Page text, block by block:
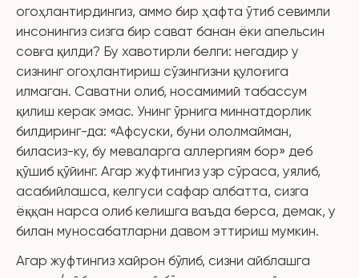
огоҳлантирдингиз, аммо бир ҳафта ўтиб севимли
инсонингиз сизга бир сават банан ёки апельсин
совға қилди? Бу хавотирли белги: негадир у
сизнинг огоҳлантириш сўзингизни қулоғига
илмаган. Саватни олиб, носамимий табассум
қилиш керак эмас. Унинг ўрнига миннатдорлик
билдиринг-да: «Афсуски, буни ололмайман,
биласиз-ку, бу меваларга аллергиям бор» деб
қўшиб қўйинг. Агар жуфтингиз узр сўраса, уялиб,
асабийлашса, келгуси сафар албатта, сизга
ёққан нарса олиб келишга ваъда берса, демак, у
билан муносабатларни давом эттириш мумкин.
Агар жуфтингиз хайрон бўлиб, сизни айблашга